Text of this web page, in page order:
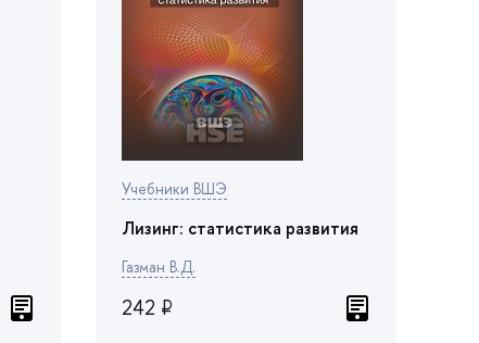
Учебники ВШЭ
Лизинг: статистика развития
Газман В.Д.
242 ₽